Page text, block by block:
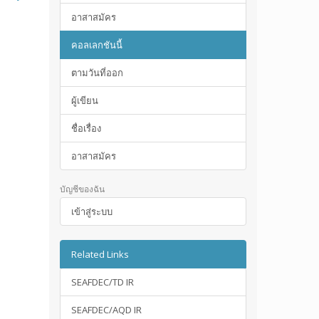
อาสาสมัคร
คอลเลกชันนี้
ตามวันที่ออก
ผู้เขียน
ชื่อเรื่อง
อาสาสมัคร
บัญชีของฉัน
เข้าสู่ระบบ
Related Links
SEAFDEC/TD IR
SEAFDEC/AQD IR